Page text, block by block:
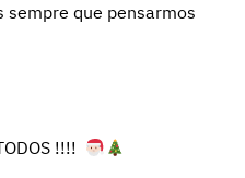
sempre que pensarmos
!!!!